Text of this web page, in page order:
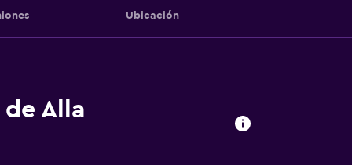
Ubicación
Alla